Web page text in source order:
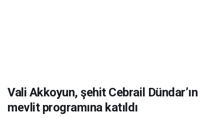
Vali Akkoyun, şehit Cebrail Dündar’ın
mevlit programına katıldı